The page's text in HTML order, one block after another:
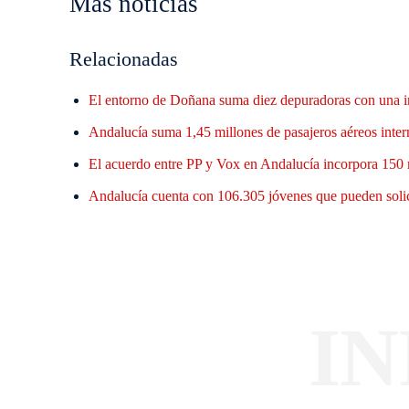
Relacionadas
El entorno de Doñana suma diez depuradoras con una
Andalucía suma 1,45 millones de pasajeros aéreos
El acuerdo entre PP y Vox en Andalucía incorpora
Andalucía cuenta con 106.305 jóvenes que pueden